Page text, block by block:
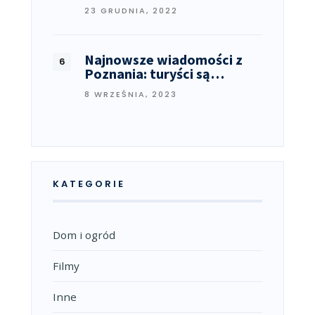
23 GRUDNIA, 2022
Najnowsze wiadomości z
Poznania: turyści są…
8 WRZEŚNIA, 2023
KATEGORIE
Dom i ogród
Filmy
Inne